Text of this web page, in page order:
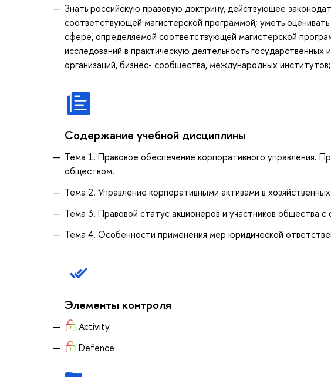
Знать российскую правовую доктрину, действующее
соответствующей магистерской программой; уметь
сфере, определяемой соответствующей магистерской
исследований в практическую деятельность
организаций, бизнес- сообщества, международных институтов;
Содержание учебной дисциплины
Тема 1. Правовое обеспечение корпоративного управления.
обществом.
Тема 2. Управление корпоративными активами в
Тема 3. Правовой статус акционеров и участников общества
Тема 4. Особенности применения мер юридической
Элементы контроля
Activity
Defence